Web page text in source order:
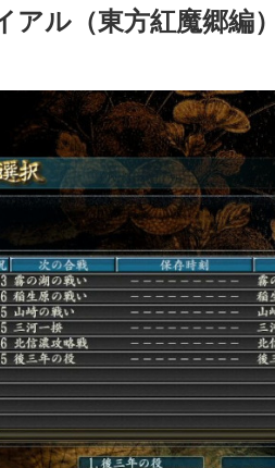
アル（東方紅魔郷編）